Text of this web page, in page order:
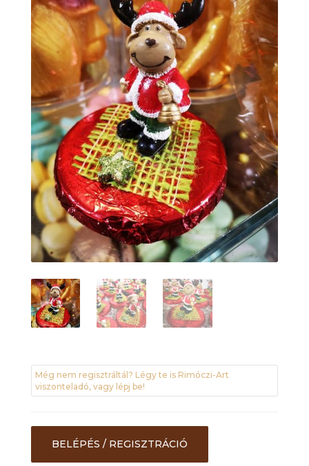
Még nem regisztráltál? Légy te is Rimóczi-Art
viszonteladó, vagy lépj be!
BELÉPÉS / REGISZTRÁCIÓ